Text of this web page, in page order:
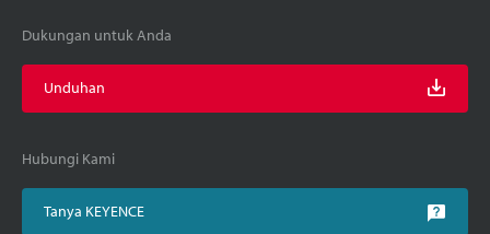
Dukungan untuk Anda
Unduhan
Hubungi Kami
Tanya KEYENCE